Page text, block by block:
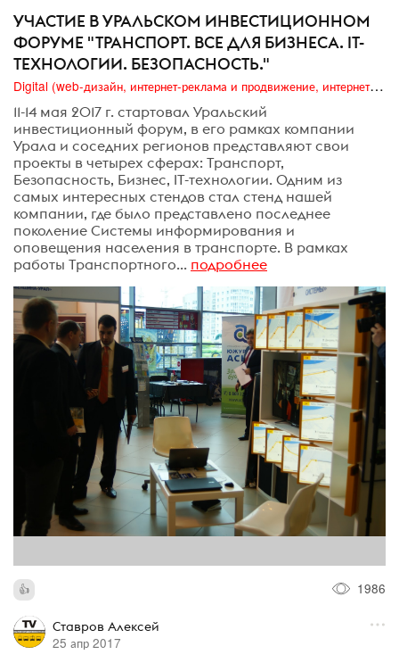
УЧАСТИЕ В УРАЛЬСКОМ ИНВЕСТИЦИОННОМ
ФОРУМЕ "ТРАНСПОРТ. ВСЕ ДЛЯ БИЗНЕСА. IT-
ТЕХНОЛОГИИ. БЕЗОПАСНОСТЬ."
Digital (web-дизайн, интернет-реклама и продвижение, интернет-сообщества и блоги, интернет-коммуникации, мобильный маркетинг, реклама на цифровых экранах)
11-14 мая 2017 г. стартовал Уральский
инвестиционный форум, в его рамках компании
Урала и соседних регионов представляют свои
проекты в четырех сферах: Транспорт,
Безопасность, Бизнес, IT-технологии. Одним из
самых интересных стендов стал стенд нашей
компании, где было представлено последнее
поколение Системы информирования и
оповещения населения в транспорте. В рамках
работы Транспортного... подробнее
1986
Ставров Алексей
25 апр 2017